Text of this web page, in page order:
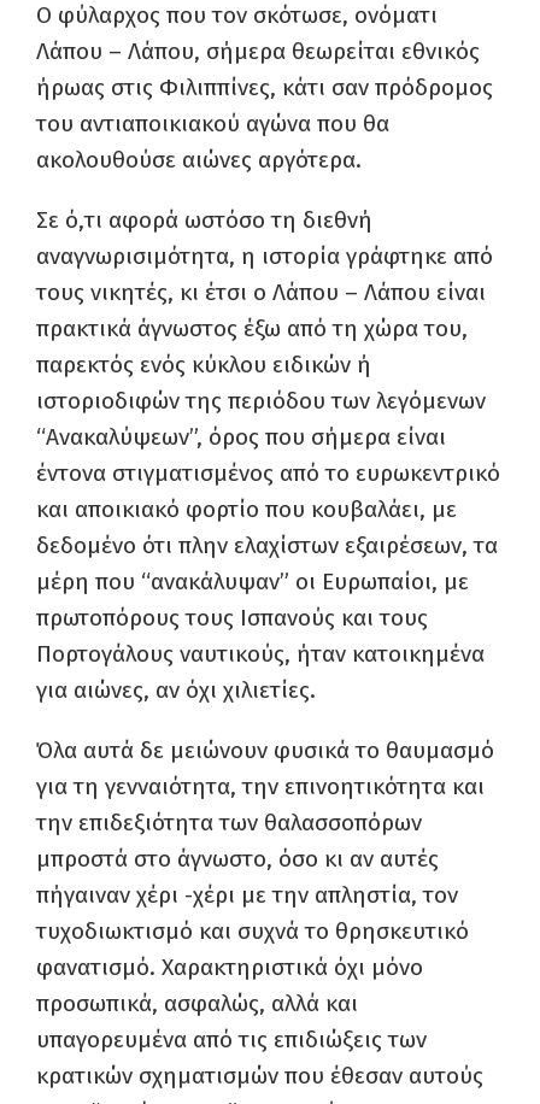
Ο φύλαρχος που τον σκότωσε, ονόματι
Λάπου – Λάπου, σήμερα θεωρείται εθνικός
ήρωας στις Φιλιππίνες, κάτι σαν πρόδρομος
του αντιαποικιακού αγώνα που θα
ακολουθούσε αιώνες αργότερα.
Σε ό,τι αφορά ωστόσο τη διεθνή
αναγνωρισιμότητα, η ιστορία γράφτηκε από
τους νικητές, κι έτσι ο Λάπου – Λάπου είναι
πρακτικά άγνωστος έξω από τη χώρα του,
παρεκτός ενός κύκλου ειδικών ή
ιστοριοδιφών της περιόδου των λεγόμενων
“Ανακαλύψεων”, όρος που σήμερα είναι
έντονα στιγματισμένος από το ευρωκεντρικό
και αποικιακό φορτίο που κουβαλάει, με
δεδομένο ότι πλην ελαχίστων εξαιρέσεων, τα
μέρη που “ανακάλυψαν” οι Ευρωπαίοι, με
πρωτοπόρους τους Ισπανούς και τους
Πορτογάλους ναυτικούς, ήταν κατοικημένα
για αιώνες, αν όχι χιλιετίες.
Όλα αυτά δε μειώνουν φυσικά το θαυμασμό
για τη γενναιότητα, την επινοητικότητα και
την επιδεξιότητα των θαλασσοπόρων
μπροστά στο άγνωστο, όσο κι αν αυτές
πήγαιναν χέρι -χέρι με την απληστία, τον
τυχοδιωκτισμό και συχνά το θρησκευτικό
φανατισμό. Χαρακτηριστικά όχι μόνο
προσωπικά, ασφαλώς, αλλά και
υπαγορευμένα από τις επιδιώξεις των
κρατικών σχηματισμών που έθεσαν αυτούς